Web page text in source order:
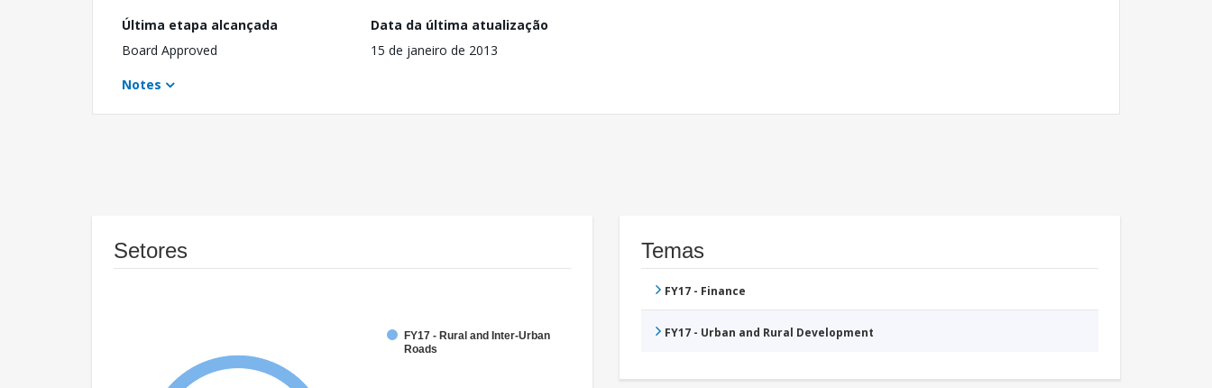
Última etapa alcançada
Board Approved
Data da última atualização
15 de janeiro de 2013
Notes
Setores
FY17 - Rural and Inter-Urban
Roads
Temas
FY17 - Finance
FY17 - Urban and Rural Development